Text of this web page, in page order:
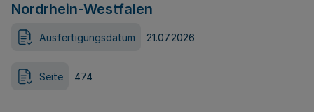
Nordrhein-Westfalen
Ausfertigungsdatum 21.07.2026
Seite 474